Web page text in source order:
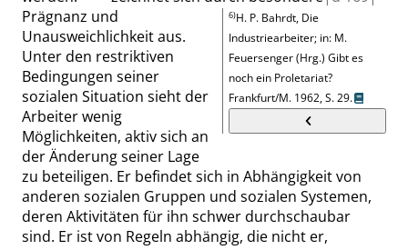
6)H. P. Bahrdt, Die
Industriearbeiter; in: M.
Feuersenger (Hrg.) Gibt es
noch ein Proletariat?
Frankfurt/M. 1962,S. 29.
Prägnanz und
Unausweichlichkeit aus.
Unter den restriktiven
Bedingungen seiner
sozialen Situation sieht der
Arbeiter wenig
Möglichkeiten, aktiv sich an
der Änderung seiner Lage
zu beteiligen. Er befindet sich in Abhängigkeit von
anderen sozialen Gruppen und sozialen Systemen,
deren Aktivitäten für ihn schwer durchschaubar
sind. Er ist von Regeln abhängig, die nicht er,